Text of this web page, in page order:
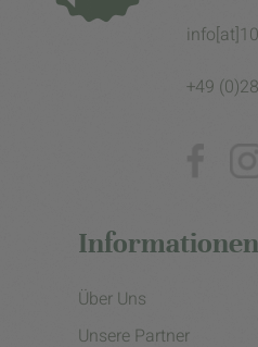
+49
Informationen
Über Uns
Unsere Partner